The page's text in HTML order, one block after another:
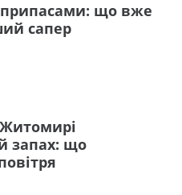
що вже
сапер
Житомирі
запах: що